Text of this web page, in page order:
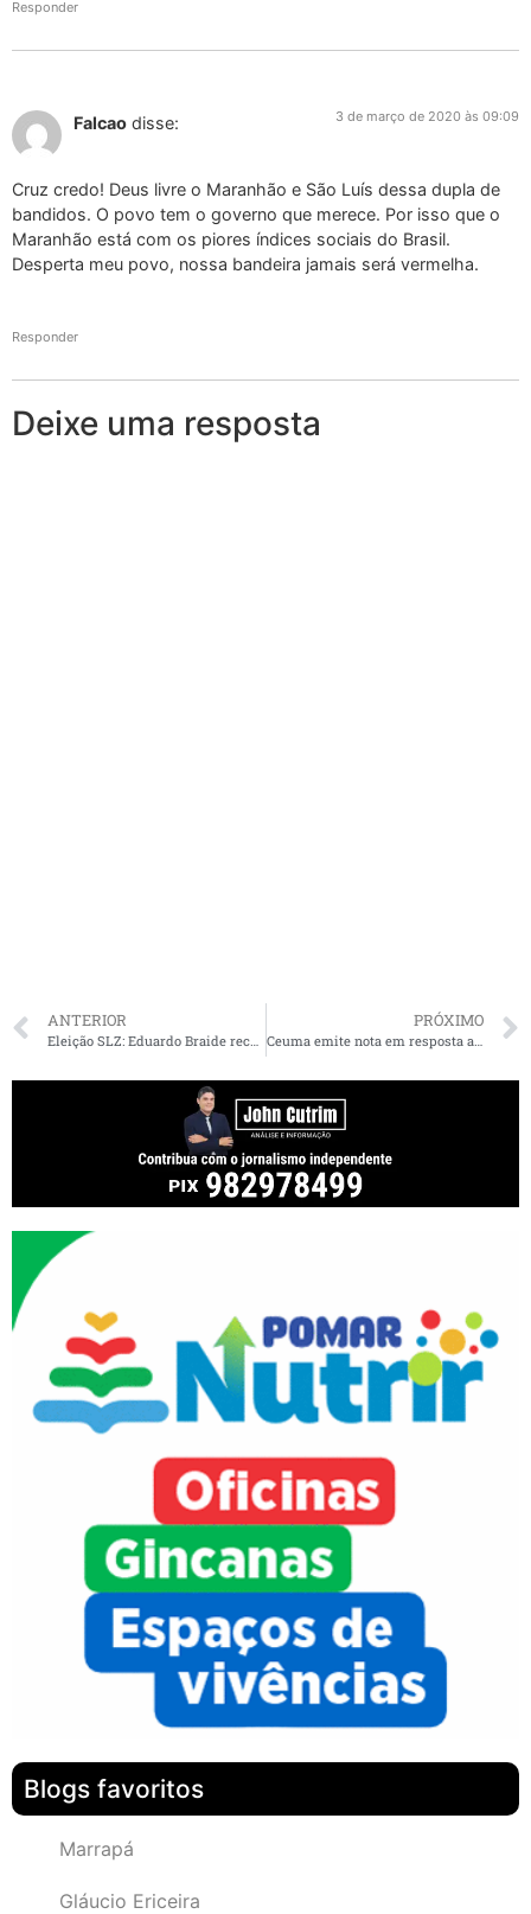
Responder
Falcao disse: 3 de março de 2020 às 09:09
Cruz credo! Deus livre o Maranhão e São Luís dessa dupla de
bandidos. O povo tem o governo que merece. Por isso que o
Maranhão está com os piores índices sociais do Brasil.
Desperta meu povo, nossa bandeira jamais será vermelha.
Responder
Deixe uma resposta
ANTERIOR PRÓXIMO
Ceuma emite nota em resposta a críticas de aluna de Medicina
Blogs favoritos
Marrapá
Gláucio Ericeira